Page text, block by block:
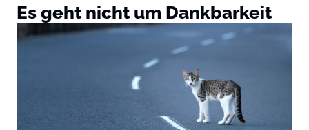
Es geht nicht um Dankbarkeit